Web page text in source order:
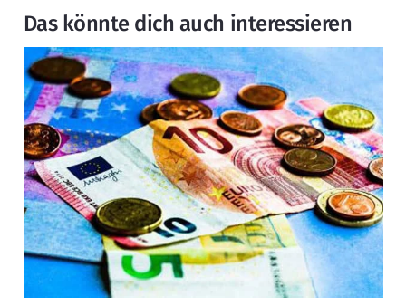
Das könnte dich auch interessieren